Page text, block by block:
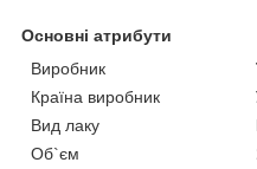
Основні атрибути
Виробник
Країна виробник
Вид лаку
Об`єм